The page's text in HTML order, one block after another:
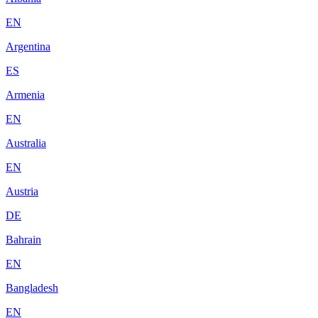
EN
Argentina
ES
Armenia
EN
Australia
EN
Austria
DE
Bahrain
EN
Bangladesh
EN